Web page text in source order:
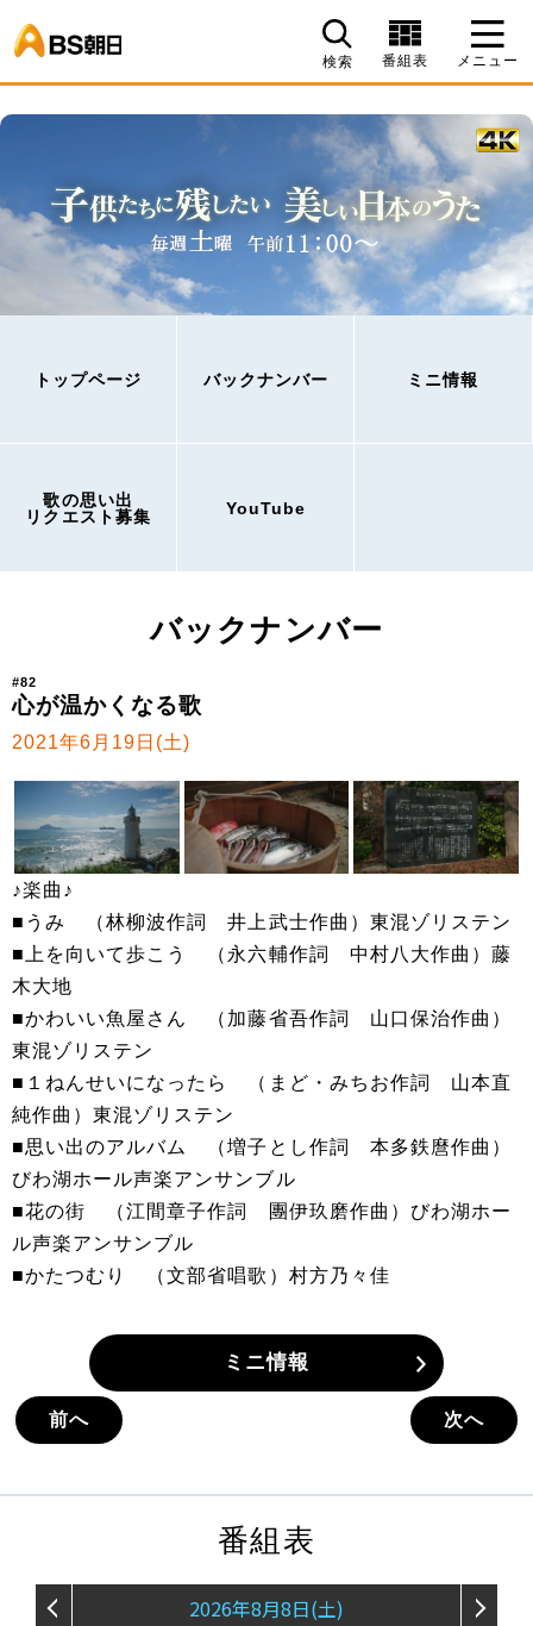
検索 番組表 メニュー
トップページ バックナンバー ミニ情報
歌の思い出
リクエスト募集
YouTube
バックナンバー
#82
心が温かくなる歌
2021年6月19日(土)
♪楽曲♪
■うみ （林柳波作詞 井上武士作曲）東混ゾリステン
■上を向いて歩こう （永六輔作詞 中村八大作曲）藤
木大地
■かわいい魚屋さん （加藤省吾作詞 山口保治作曲）
東混ゾリステン
■１ねんせいになったら （まど・みちお作詞 山本直
純作曲）東混ゾリステン
■思い出のアルバム （増子とし作詞 本多鉄麿作曲）
びわ湖ホール声楽アンサンブル
■花の街 （江間章子作詞 團伊玖磨作曲）びわ湖ホー
ル声楽アンサンブル
■かたつむり （文部省唱歌）村方乃々佳
ミニ情報
前へ 次へ
番組表